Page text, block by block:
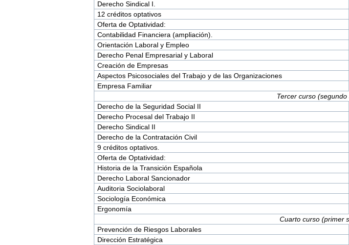
Derecho Sindical I.
12 créditos optativos
Oferta de Optatividad:
Contabilidad Financiera (ampliación).
Orientación Laboral y Empleo
Derecho Penal Empresarial y Laboral
Creación de Empresas
Aspectos Psicosociales del Trabajo y de las Organizaciones
Empresa Familiar
Tercer curso (segundo
Derecho de la Seguridad Social II
Derecho Procesal del Trabajo II
Derecho Sindical II
Derecho de la Contratación Civil
9 créditos optativos.
Oferta de Optatividad:
Historia de la Transición Española
Derecho Laboral Sancionador
Auditoria Sociolaboral
Sociología Económica
Ergonomía
Cuarto curso (primer
Prevención de Riesgos Laborales
Dirección Estratégica